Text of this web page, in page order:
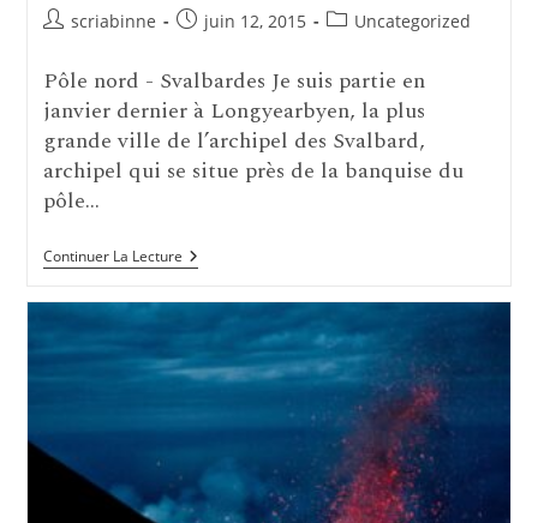
Auteur/autrice
la
scriabinne
Publication
juin 12, 2015
PostUncategorized
Pôle nord - Svalbardes Je suis partie en
janvier dernier à Longyearbyen, la plus
grande ville de l’archipel des Svalbard,
archipel qui se situe près de la banquise du
pôle…
Continuer La LectureLYB
:
Km